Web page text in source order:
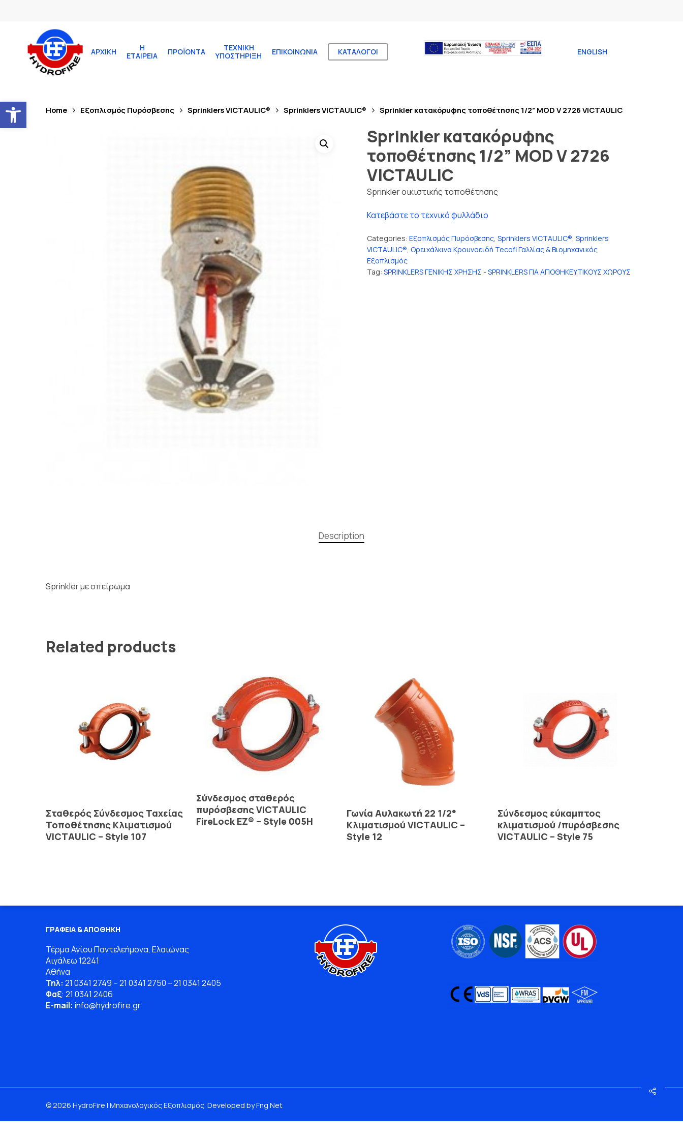
Ανοίξτε τη γραμμή εργαλείων
ΑΡΧΙΚΉ
Η
ΕΤΑΙΡΕΊΑ
ΠΡΟΪΌΝΤΑ
ΤΕΧΝΙΚΉ
ΥΠΟΣΤΉΡΙΞΗ
ΕΠΙΚΟΙΝΩΝΊΑ ΚΑΤΆΛΟΓΟΙ ENGLISH
Home Εξοπλισμός Πυρόσβεσης Sprinklers VICTAULIC® Sprinklers VICTAULIC® Sprinkler κατακόρυφης τοποθέτησης 1/2” ΜΟD V 2726 VICTAULIC
Sprinkler κατακόρυφης
τοποθέτησης 1/2” ΜΟD V 2726
VICTAULIC
Sprinkler οικιστικής τοποθέτησης
Κατεβάστε το τεχνικό φυλλάδιο
Categories: Εξοπλισμός Πυρόσβεσης Sprinklers VICTAULIC® Sprinklers
VICTAULIC® Ορειχάλκινα Κρουνοειδή Tecofi Γαλλίας & Βιομηχανικός
Εξοπλισμός
Tag: SPRINKLERS ΓΕΝΙΚΗΣ ΧΡΗΣΗΣ - SPRINKLERS ΓΙΑ ΑΠΟΘΗΚΕΥΤΙΚΟΥΣ ΧΩΡΟΥΣ
Description
Sprinkler με σπείρωμα
Related products
Read More
Σταθερός Σύνδεσμος Ταχείας
Τοποθέτησης Κλιματισμού
VICTAULIC – Style 107
Read More
Σύνδεσμος σταθερός
πυρόσβεσης VICTAULIC
FireLock EZ® – Style 005H
Read More
Γωνία Αυλακωτή 22 1/2°
Κλιματισμού VICTAULIC –
Style 12
Read More
Σύνδεσμος εύκαμπτος
κλιματισμού /πυρόσβεσης
VICTAULIC – Style 75
ΓΡΑΦΕΙΑ & ΑΠΟΘΗΚΗ
Τέρμα Αγίου Παντελεήμονα, Ελαιώνας
Αιγάλεω 12241
Αθήνα
Τηλ: 21 0341 2749 –21 0341 2750 –21 0341 2405
Φαξ: 21 0341 2406
E-mail: info@hydrofire.gr
© 2026 HydroFire | Μηχανολογικός Εξοπλισμός. Developed by Fng Net